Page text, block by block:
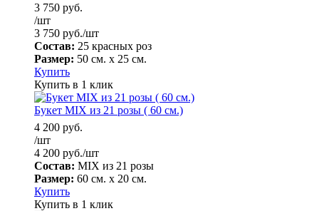
3 750 руб.
/шт
3 750 руб./шт
Состав: 25 красных роз
Размер: 50 см. х 25 см.
Купить
Купить в 1 клик
Букет MIX из 21 розы ( 60 см.)
4 200 руб.
/шт
4 200 руб./шт
Состав: MIX из 21 розы
Размер: 60 см. х 20 см.
Купить
Купить в 1 клик